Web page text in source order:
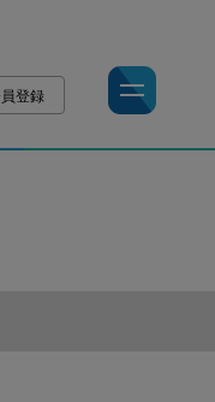
登録